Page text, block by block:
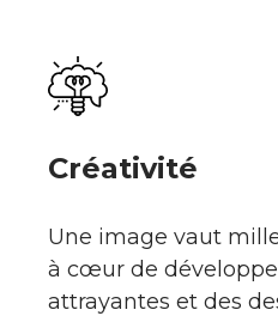
Créativité
Une image vaut
à cœur de
attrayantes et des